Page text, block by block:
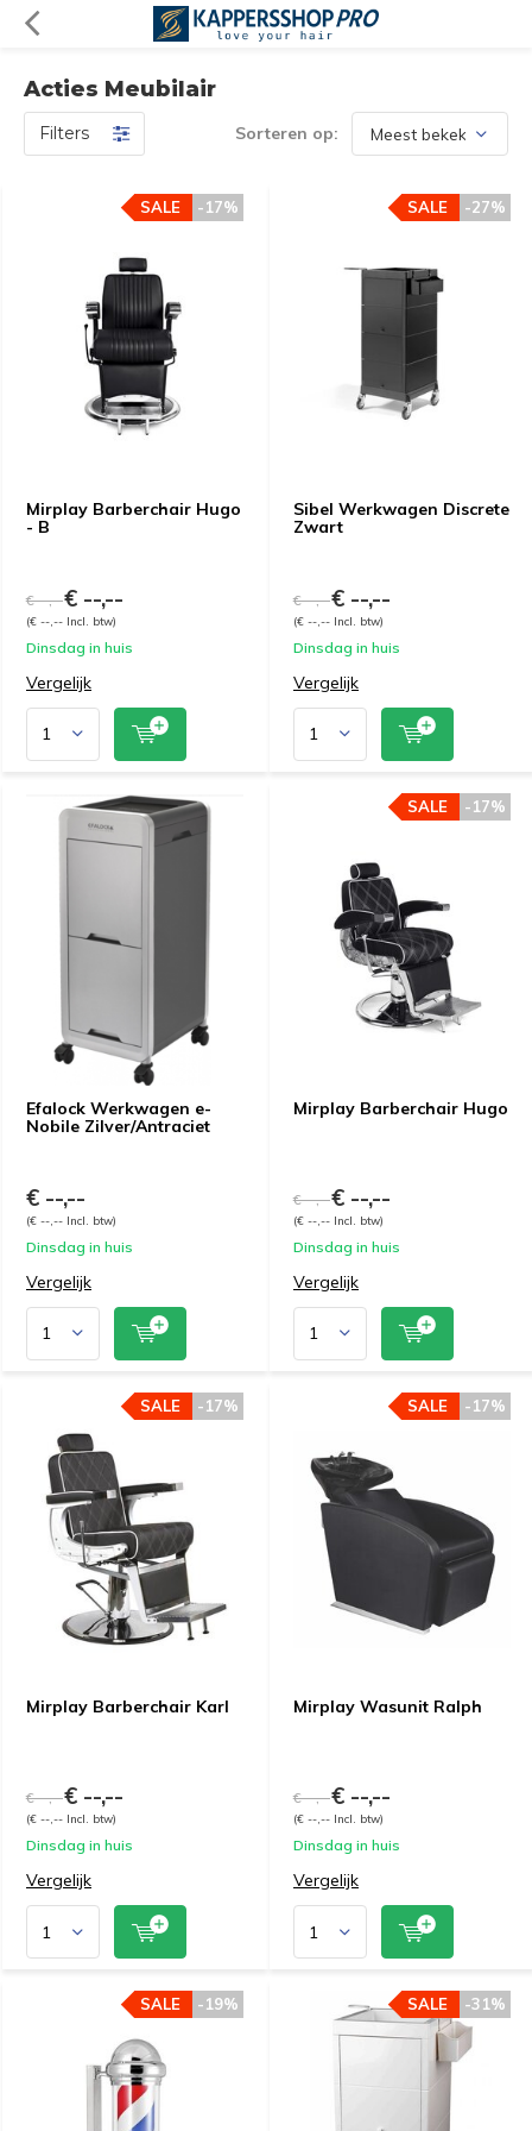
Acties Meubilair
Filters Sorteren op:
Mirplay Barberchair Hugo
- B
-17%
SALE
€ --,--€ --,--
(€ --,-- Incl. btw)
Dinsdag in huis
Vergelijk
Sibel Werkwagen Discrete
Zwart
-27%
SALE
€ --,--€ --,--
(€ --,-- Incl. btw)
Dinsdag in huis
Vergelijk
Efalock Werkwagen e-
Nobile Zilver/Antraciet
€ --,--
(€ --,-- Incl. btw)
Dinsdag in huis
Vergelijk
Mirplay Barberchair Hugo
-17%
SALE
€ --,--€ --,--
(€ --,-- Incl. btw)
Dinsdag in huis
Vergelijk
Mirplay Barberchair Karl
-17%
SALE
€ --,--€ --,--
(€ --,-- Incl. btw)
Dinsdag in huis
Vergelijk
Mirplay Wasunit Ralph
-17%
SALE
€ --,--€ --,--
(€ --,-- Incl. btw)
Dinsdag in huis
Vergelijk
-19%
SALE -31%
SALE